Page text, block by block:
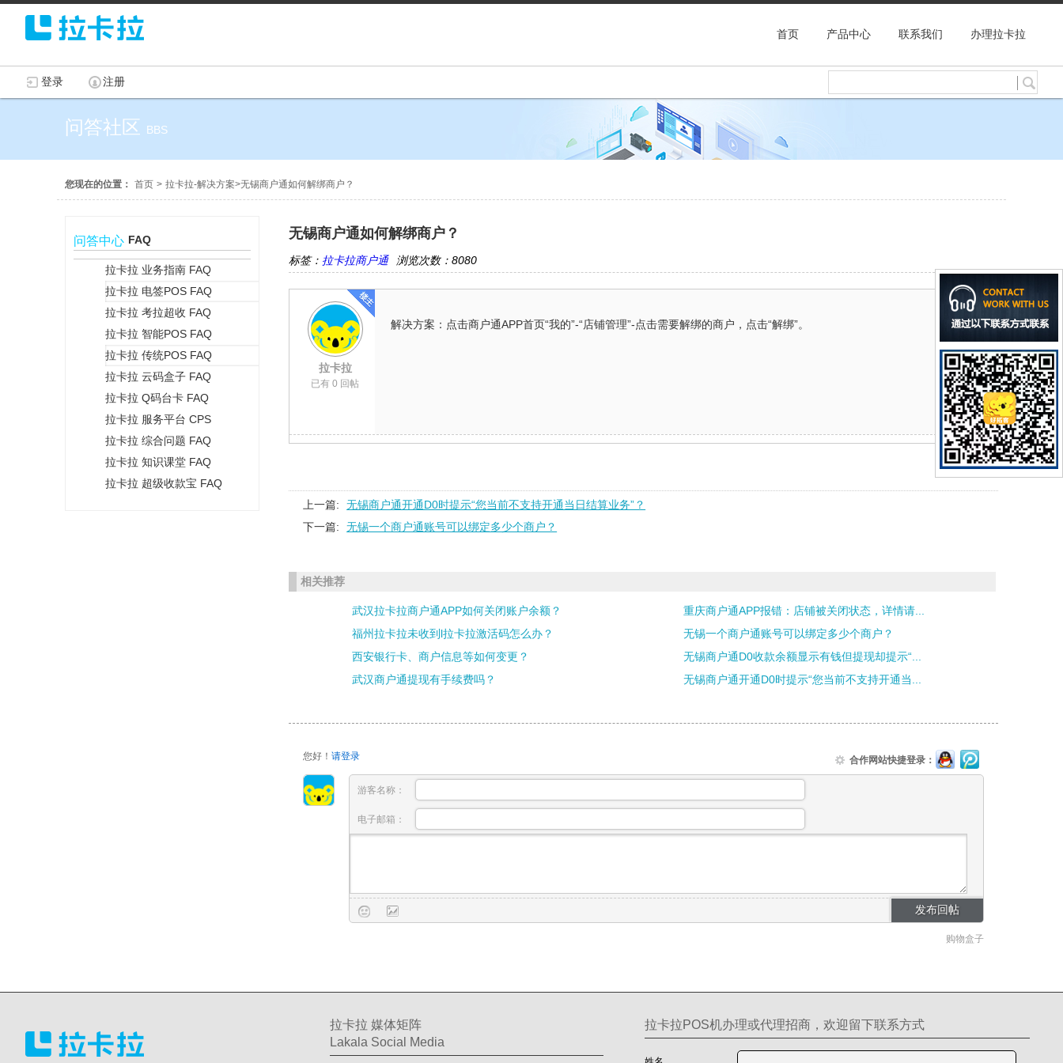
首页 产品中心 联系我们 办理拉卡拉
登录 注册
问答社区 BBS
您现在的位置： 首页 > 拉卡拉-解决方案>无锡商户通如何解绑商户？
问答中心 FAQ
拉卡拉 业务指南 FAQ
拉卡拉 电签POS FAQ
拉卡拉 考拉超收 FAQ
拉卡拉 智能POS FAQ
拉卡拉 传统POS FAQ
拉卡拉 云码盒子 FAQ
拉卡拉 Q码台卡 FAQ
拉卡拉 服务平台 CPS
拉卡拉 综合问题 FAQ
拉卡拉 知识课堂 FAQ
拉卡拉 超级收款宝 FAQ
无锡商户通如何解绑商户？
标签： 拉卡拉商户通 浏览次数：8080
拉卡拉
已有 0 回帖
解决方案：点击商户通APP首页“我的”-“店铺管理”-点击需要解绑的商户，点击“解绑”。
上一篇:
无锡商户通开通D0时提示“您当前不支持开通当日结算业务”？
下一篇:
无锡一个商户通账号可以绑定多少个商户？
相关推荐
武汉拉卡拉商户通APP如何关闭账户余额？
重庆商户通APP报错：店铺被关闭状态，详情请...
福州拉卡拉未收到l拉卡拉激活码怎么办？
无锡一个商户通账号可以绑定多少个商户？
西安银行卡、商户信息等如何变更？
无锡商户通D0收款余额显示有钱但提现却提示“...
武汉商户通提现有手续费吗？
无锡商户通开通D0时提示“您当前不支持开通当...
您好！请登录 合作网站快捷登录：
游客名称：
电子邮箱：
购物盒子
拉卡拉 媒体矩阵
Lakala Social Media
拉卡拉POS机办理或代理招商，欢迎留下联系方式